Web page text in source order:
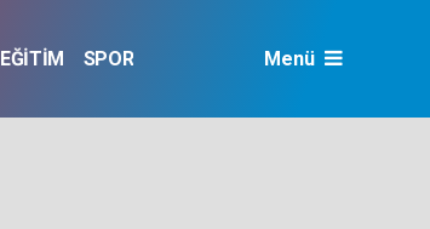
EĞİTİM SPOR Menü